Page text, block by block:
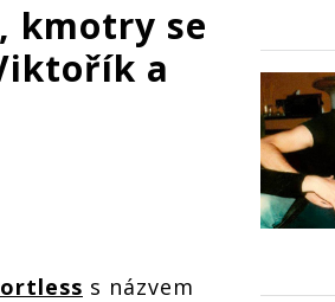
kmotry se
a
s názvem